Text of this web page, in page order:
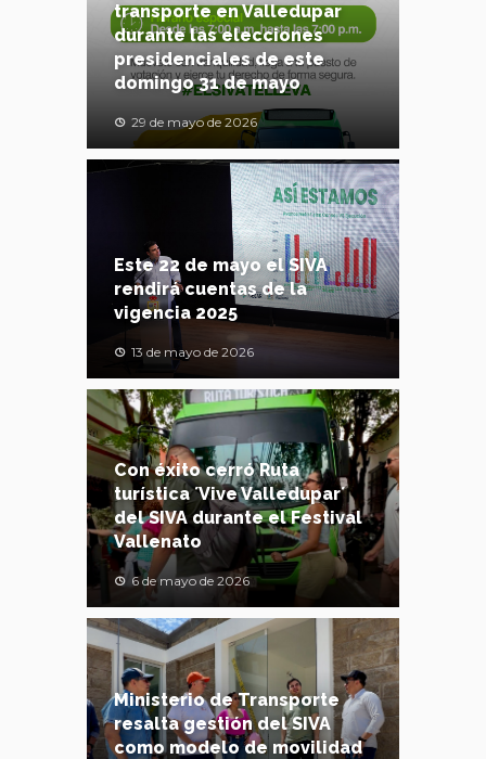
transporte en Valledupar
durante las elecciones
presidenciales de este
domingo 31 de mayo
29 de mayo de 2026
Este 22 de mayo el SIVA
rendirá cuentas de la
vigencia 2025
13 de mayo de 2026
Con éxito cerró Ruta
turística ´Vive Valledupar´
del SIVA durante el Festival
Vallenato
6 de mayo de 2026
Ministerio de Transporte
resalta gestión del SIVA
como modelo de movilidad